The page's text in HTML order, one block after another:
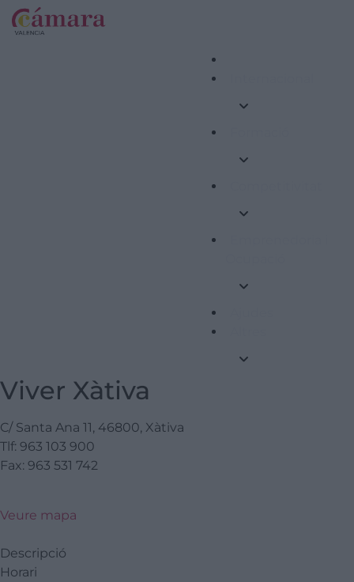
Viver Xàtiva
C/ Santa Ana 11, 46800, Xàtiva
Tlf: 963 103 900
Fax: 963 531 742
Veure mapa
Descripció
Horari